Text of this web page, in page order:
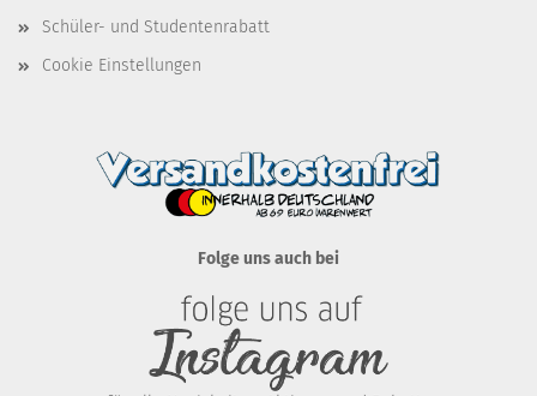
Schüler- und Studentenrabatt
Cookie Einstellungen
Folge uns auch bei